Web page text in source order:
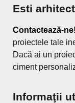
Esti
Contactează-ne!
proiectele tale
Dacă ai un
ciment
Informaţii